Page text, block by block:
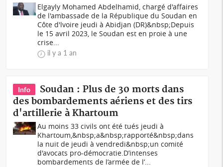
Elgayly Mohamed Abdelhamid, chargé d'affaires
de l'ambassade de la République du Soudan en
Côte d'lvoire jeudi à Abidjan (DR)&nbsp;Depuis
le 15 avril 2023, le Soudan est en proie à une
crise...
il y a 1 an
Info
Soudan : Plus de 30 morts dans
des bombardements aériens et des tirs
d'artillerie à Khartoum
Au moins 33 civils ont été tués jeudi à
Khartoum,&nbsp;a&nbsp;rapporté&nbsp;dans
la nuit de jeudi à vendredi&nbsp;un comité
d'avocats pro-démocratie.D’intenses
bombardements de l’armée de l’...